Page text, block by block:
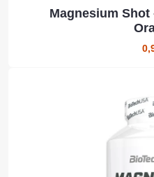
Magnesium Shot